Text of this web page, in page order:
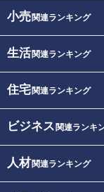
小売関連ランキング
生活関連ランキング
住宅関連ランキング
ビジネス 関連ランキ
人材関連ランキング